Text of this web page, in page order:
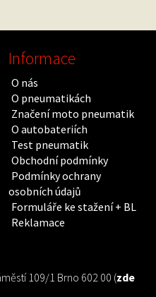
Informace
O nás
O pneumatikách
Značení moto pneumatik
O autobateriích
Test pneumatik
Obchodní podmínky
Podmínky ochrany
osobních údajů
Formuláře ke stažení + BL
Reklamace
109/1 Brno 602 00 (zde